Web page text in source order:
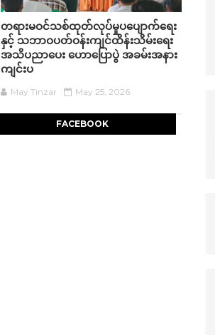
တရားမဝင်သစ်ထုတ်လုပ်မှုပပျောက်ရေး
နှင့် သဘာဝပတ်ဝန်းကျင်ထိန်းသိမ်းရေး
အသိပညာပေး ဟောပြောပွဲ အခမ်းအနား
ကျင်းပ
May Tinzar May 25, 2026
FACEBOOK